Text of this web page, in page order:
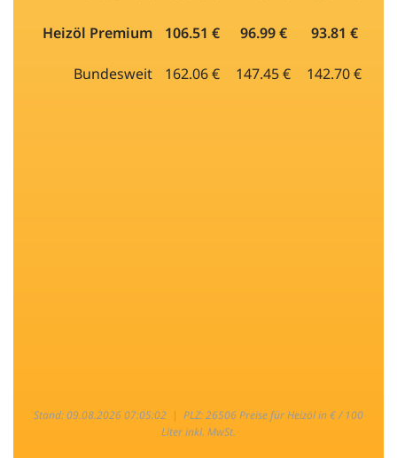
Heizöl Premium 106.51 € 96.99 € 93.81 €
Bundesweit 162.06 € 147.45 € 142.70 €
Stand: 09.08.2026 07:05:02 | PLZ: 26506 Preise für Heizöl in € / 100
Liter inkl. MwSt.